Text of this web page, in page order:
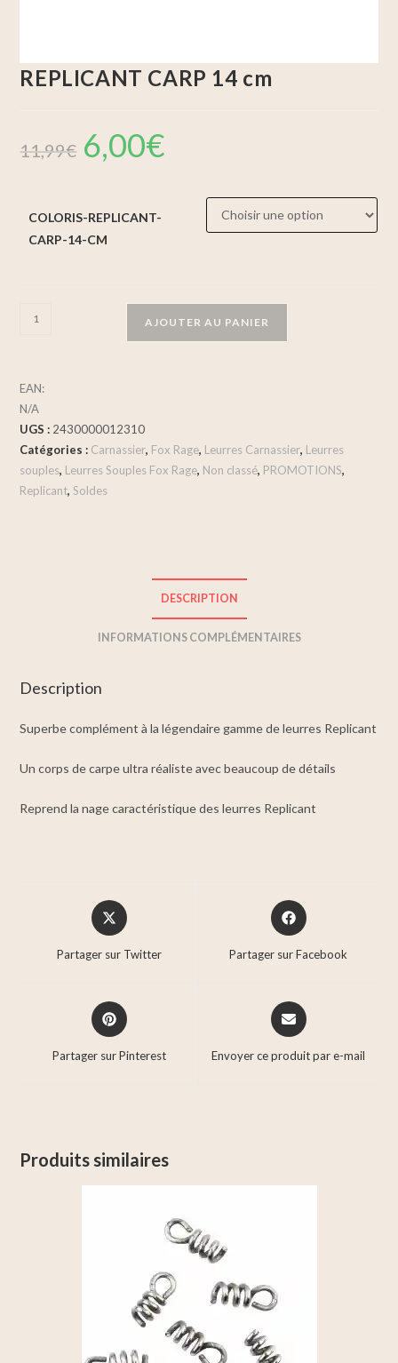
REPLICANT CARP 14 cm
11,99€ 6,00€
COLORIS-REPLICANT-
CARP-14-CM
AJOUTER AU PANIER
EAN:
N/A
UGS : 2430000012310
Catégories : Carnassier, Fox Rage, Leurres Carnassier, Leurres
souples, Leurres Souples Fox Rage, Non classé, PROMOTIONS,
Replicant,Soldes
DESCRIPTION
INFORMATIONS COMPLÉMENTAIRES
Description
Superbe complément à la légendaire gamme de leurres Replicant
Un corps de carpe ultra réaliste avec beaucoup de détails
Reprend la nage caractéristique des leurres Replicant
Partager sur Twitter Partager sur Facebook
Partager sur Pinterest Envoyer ce produit par e-mail
Produits similaires